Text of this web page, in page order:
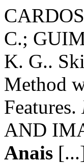
C.;
K. G..
Method
Features.
AND
Anais